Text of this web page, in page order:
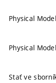
Physical
Physical
Stať ve